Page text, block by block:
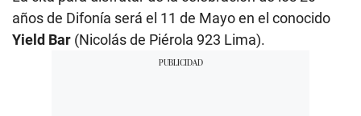
años de Difonía será el 11 de Mayo en el conocido
Yield Bar (Nicolás de Piérola 923 Lima).